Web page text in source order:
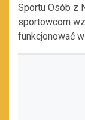
Sportu Osób z
sportowcom
funkcjonować